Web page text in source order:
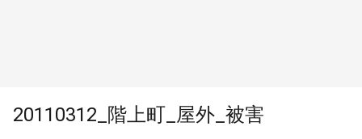
20110312_階上町_屋外_被害